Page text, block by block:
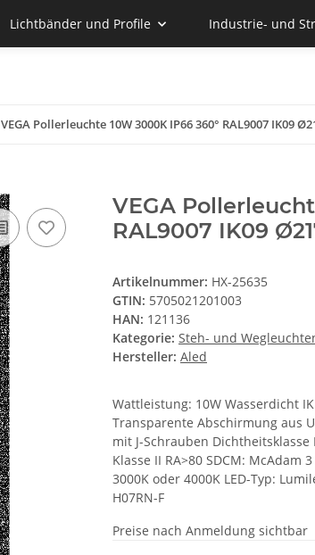
Lichtbänder und Profile Industrie- und
VEGA Pollerleuchte 10W 3000K IP66 360° RAL9007 IK09
VEGA
RAL9007 IK09
Artikelnummer: HX-25635
GTIN: 5705021201003
HAN: 121136
Kategorie: Steh- und
Hersteller: Aled
Wattleistung: 10W Wasserdicht
Transparente Abschirmung aus
mit J-Schrauben Dichtheitsklasse
Klasse II RA>80 SDCM: McAdam
3000K oder 4000K LED-Typ:
H07RN-F
Preise nach Anmeldung sichtbar